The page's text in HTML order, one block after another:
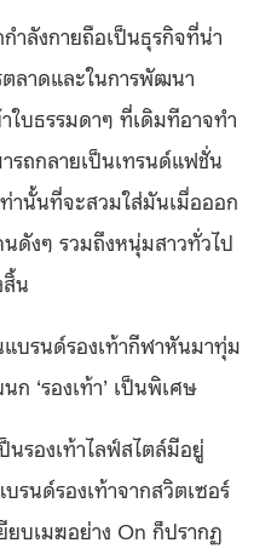
ำลังกายถือเป็นธุรกิจที่น่า
ตลาดและในการพัฒนา
ใบธรรมดาๆ ที่เดิมทีอาจทำ
รถกลายเป็นเทรนด์แฟชั่น
านั้นที่จะสวมใส่มันเมื่อออก
ดังๆ รวมถึงหนุ่มสาวทั่วไป
น
แบรนด์รองเท้ากีฬาหันมาทุ่ม
‘รองเท้า’ เป็นพิเศษ
นรองเท้าไลฟ์สไตล์มีอยู่
นด์รองเท้าจากสวิตเซอร์
บเมฆอย่าง On ก็ปรากฏ